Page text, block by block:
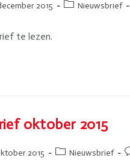
2015 Nieuwsbrief
te lezen.
oktober 2015
2015 Nieuwsbrief